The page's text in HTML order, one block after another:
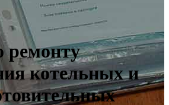
ремонту
котельных и